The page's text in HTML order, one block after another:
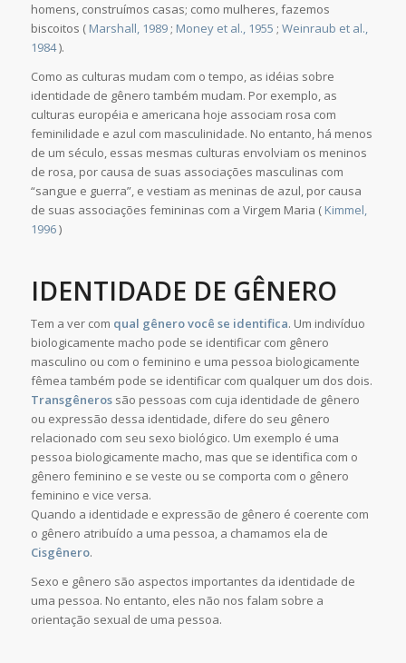
homens, construímos casas; como mulheres, fazemos
biscoitos ( Marshall, 1989; Money et al., 1955 ; Weinraub et al.,
1984).
Como as culturas mudam com o tempo, as idéias sobre
identidade de gênero também mudam. Por exemplo, as
culturas européia e americana hoje associam rosa com
feminilidade e azul com masculinidade. No entanto, há menos
de um século, essas mesmas culturas envolviam os meninos
de rosa, por causa de suas associações masculinas com
“sangue e guerra”, e vestiam as meninas de azul, por causa
de suas associações femininas com a Virgem Maria ( Kimmel,
1996)
IDENTIDADE DE GÊNERO
Tem a ver com qual gênero você se identifica. Um indivíduo
biologicamente macho pode se identificar com gênero
masculino ou com o feminino e uma pessoa biologicamente
fêmea também pode se identificar com qualquer um dos dois.
Transgênerossão pessoas com cuja identidade de gênero
ou expressão dessa identidade, difere do seu gênero
relacionado com seu sexo biológico. Um exemplo é uma
pessoa biologicamente macho, mas que se identifica com o
gênero feminino e se veste ou se comporta com o gênero
feminino e vice versa.
Quando a identidade e expressão de gênero é coerente com
o gênero atribuído a uma pessoa, a chamamos ela de
Cisgênero.
Sexo e gênero são aspectos importantes da identidade de
uma pessoa. No entanto, eles não nos falam sobre a
orientação sexual de uma pessoa.